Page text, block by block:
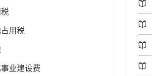
用税
业建设费